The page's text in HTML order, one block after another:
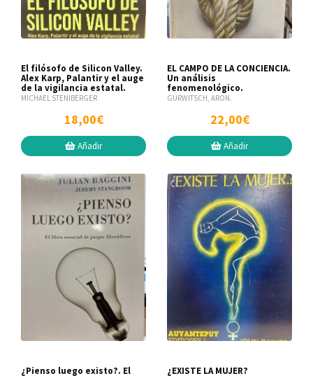
El filósofo de Silicon Valley.
Alex Karp, Palantir y el auge
de la vigilancia estatal.
MICHAEL STENIBERGER
18,00€
Añadir
EL CAMPO DE LA CONCIENCIA.
Un análisis
fenomenológico.
GURWITSCH, ARON.
22,00€
Añadir
¿Pienso luego existo?. El
¿EXISTE LA MUJER?